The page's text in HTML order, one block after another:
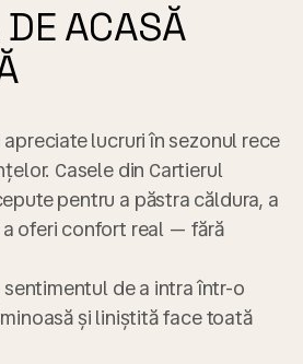
ACASĂ
lucruri în sezonul rece
. Casele din Cartierul
pentru a păstra căldura, a
oferi confort real — fără
de a intra într-o
și liniștită face toată